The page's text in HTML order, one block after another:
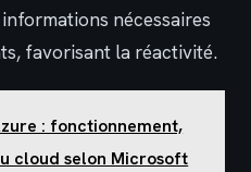
nécessaires
favorisant la réactivité.
: fonctionnement,
cloud selon Microsoft